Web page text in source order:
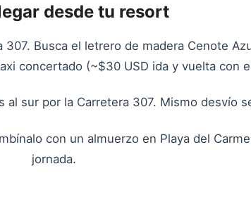
desde tu resort
Busca el letrero de madera Cenote
concertado (~$30 USD ida y vuelta con
al sur por la Carretera 307. Mismo desvío
con un almuerzo en Playa del
jornada.